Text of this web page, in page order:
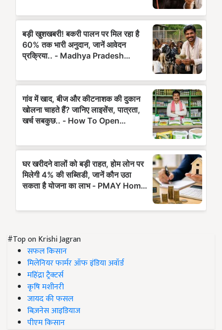
#Top on Krishi Jagran
सफल किसान
मिलेनियर फार्मर ऑफ इंडिया अवॉर्ड
महिंद्रा ट्रैक्टर्स
कृषि मशीनरी
जायद की फसल
बिज़नेस आइडियाज
पीएम किसान